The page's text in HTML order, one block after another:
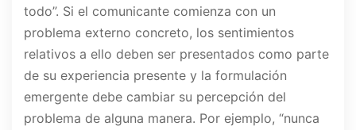
todo”. Si el comunicante comienza con un
problema externo concreto, los sentimientos
relativos a ello deben ser presentados como parte
de su experiencia presente y la formulación
emergente debe cambiar su percepción del
problema de alguna manera. Por ejemplo, “nunca